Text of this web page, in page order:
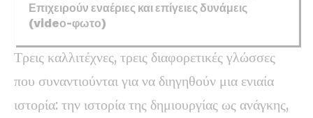
Επιχειρούν εναέριες και επίγειες δυνάμεις
(videο-φωτο)
Τρεις καλλιτέχνες, τρεις διαφορετικές γλώσσες
που συναντιούνται για να διηγηθούν μια ενιαία
ιστορία: την ιστορία της δημιουργίας ως ανάγκης,